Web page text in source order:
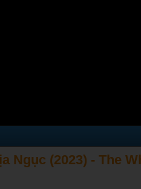
Ngục (2023) - The